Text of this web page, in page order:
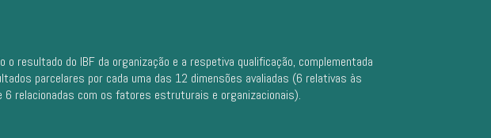
o resultado do IBF da organização e a respetiva qualificação, complementada
parcelares por cada uma das 12 dimensões avaliadas (6 relativas às
6 relacionadas com os fatores estruturais e organizacionais).